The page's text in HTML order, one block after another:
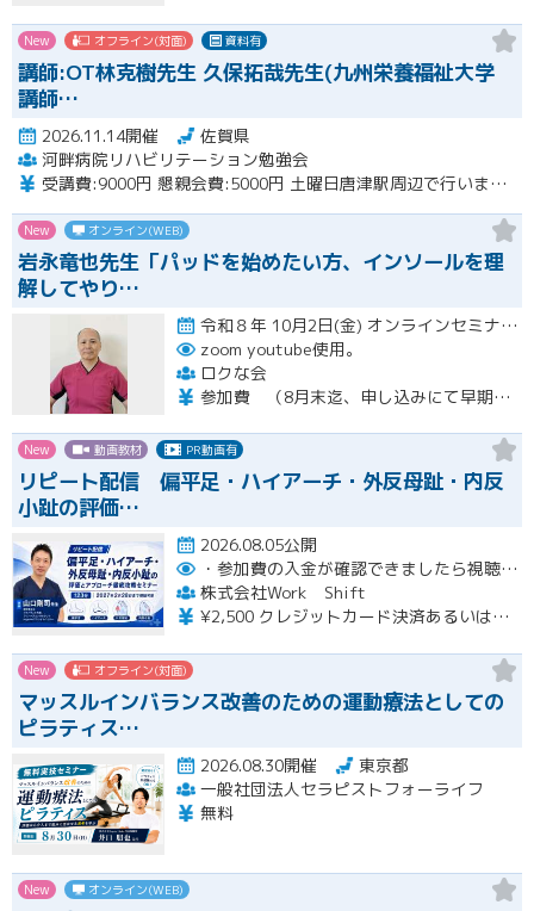
New オフライン(対面) 資料有
講師:OT林克樹先生 久保拓哉先生(九州栄養福祉大学
講師…
2026.11.14開催
佐賀県
河畔病院リハビリテーション勉強会
受講費:9000円 懇親会費:5000円 土曜日唐津駅周辺で行います。
New オンライン(WEB)
岩永竜也先生「パッドを始めたい方、インソールを理
解してやり…
令和８年 10月2日(金) オンラインセミナー 20:00〜22:00 10月18日(日) 実技セミナー（…開催
zoom youtube使用。
ロクな会
参加費 （8月末迄、申し込みにて早期申し込み割引） オンライン➕実技セミナー（対面式） 15500円 （8月末迄申し込みにて14500円） オンライン➕実技セミナーアーカイブ視聴 11000円 （8月末迄申し込みにて10000円） ※オンラインセミナーは後日、アーカイブ視聴可能です。 ※実技セミナー（対面式）参加者も後日、実技セミナーアーカイブ視聴可能です。
New 動画教材 PR動画有
リピート配信 偏平足・ハイアーチ・外反母趾・内反
小趾の評価…
2026.08.05公開
・参加費の入金が確認できましたら視聴用URLとパスワードおよび資料をお申込みいただきましたメールアドレスに送付します。
株式会社Work Shift
¥2,500 クレジットカード決済あるいは銀行振込となります。
New オフライン(対面)
マッスルインバランス改善のための運動療法としての
ピラティス…
2026.08.30開催
東京都
一般社団法人セラピストフォーライフ
無料
New オンライン(WEB)